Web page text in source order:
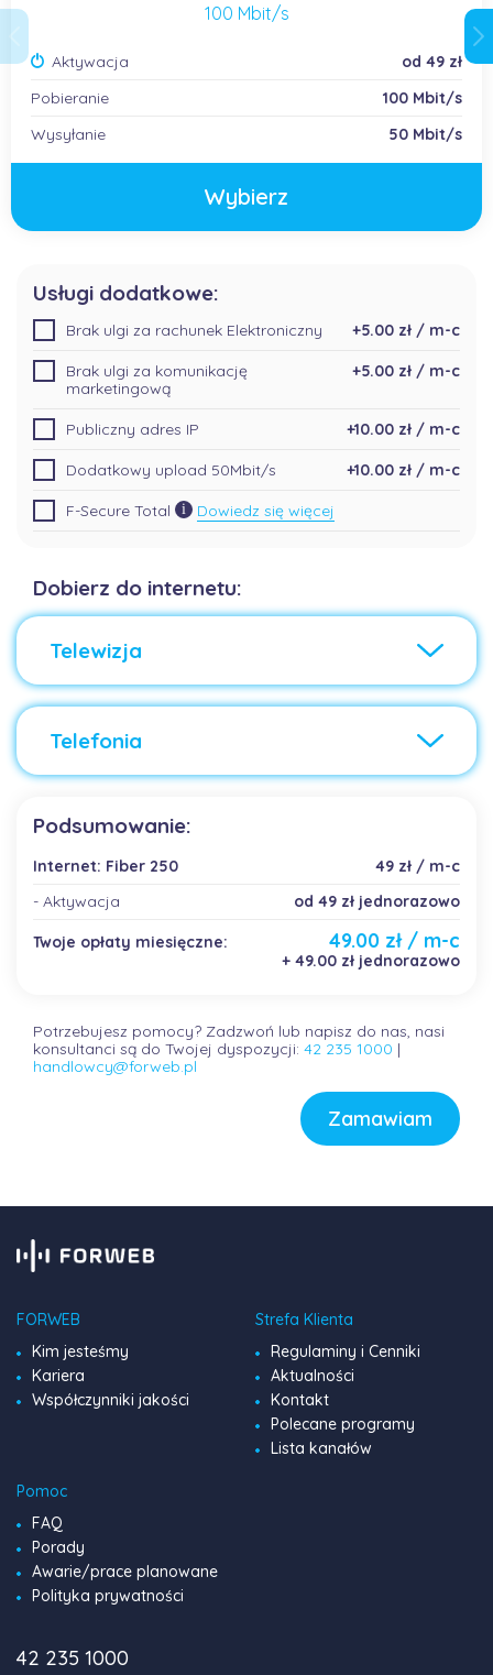
100 Mbit/s
Aktywacja
od 49 zł
Pobieranie
100 Mbit/s
Wysyłanie
50 Mbit/s
Wybierz
Usługi dodatkowe:
Brak ulgi za rachunek Elektroniczny +5.00 zł / m-c
Brak ulgi za komunikację
marketingową
+5.00 zł / m-c
Publiczny adres IP +10.00 zł / m-c
Dodatkowy upload 50Mbit/s +10.00 zł / m-c
F-Secure Total Dowiedz się więcej
Dobierz do internetu:
Telewizja
Telefonia
Podsumowanie:
Internet: Fiber 250
49 zł / m-c
- Aktywacja
od 49 zł jednorazowo
Twoje opłaty miesięczne: 49.00 zł / m-c
+ 49.00 zł jednorazowo
Potrzebujesz pomocy? Zadzwoń lub napisz do nas, nasi
konsultanci są do Twojej dyspozycji: 42 235 1000 |
handlowcy@forweb.pl
Zamawiam
FORWEB
Kim jesteśmy
Kariera
Współczynniki jakości
Strefa Klienta
Regulaminy i Cenniki
Aktualności
Kontakt
Polecane programy
Lista kanałów
Pomoc
FAQ
Porady
Awarie/prace planowane
Polityka prywatności
42 235 1000